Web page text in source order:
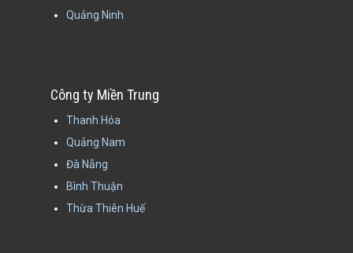
Quảng Ninh
Công ty Miền Trung
Thanh Hóa
Quảng Nam
Đà Nẵng
Bình Thuận
Thừa Thiên Huế